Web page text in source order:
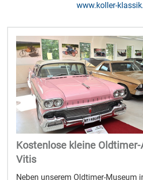
www.koller-
Kostenlose kleine
Vitis
Neben unserem Oldtimer-Museum